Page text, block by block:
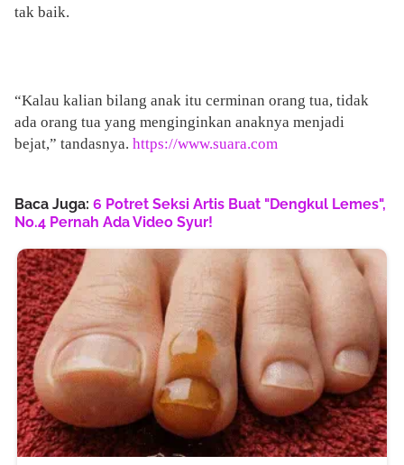
tak baik.
“Kalau kalian bilang anak itu cerminan orang tua, tidak
ada orang tua yang menginginkan anaknya menjadi
bejat,” tandasnya. https://www.suara.com
Baca Juga: 6 Potret Seksi Artis Buat "Dengkul Lemes",
No.4 Pernah Ada Video Syur!